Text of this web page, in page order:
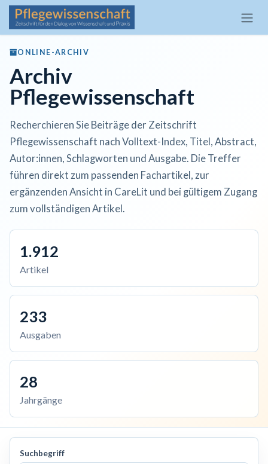
Zum Inhalt springen
ONLINE-ARCHIV
Archiv
Pflegewissenschaft
Recherchieren Sie Beiträge der Zeitschrift
Pflegewissenschaft nach Volltext-Index, Titel, Abstract,
Autor:innen, Schlagworten und Ausgabe. Die Treffer
führen direkt zum passenden Fachartikel, zur
ergänzenden Ansicht in CareLit und bei gültigem Zugang
zum vollständigen Artikel.
1.912
Artikel
233
Ausgaben
28
Jahrgänge
Suchbegriff